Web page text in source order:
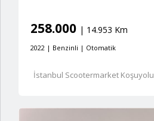
258.000 | 14.953 Km
2022 | Benzinli | Otomatik
İstanbul Scootermarket Koşuyolu